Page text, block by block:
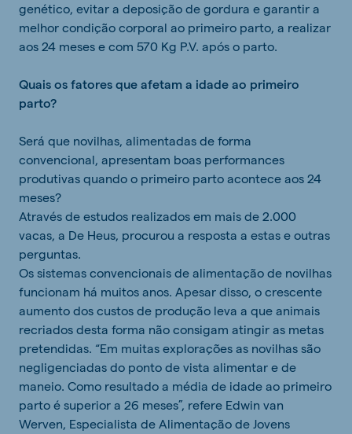
genético, evitar a deposição de gordura e garantir a
melhor condição corporal ao primeiro parto, a realizar
aos 24 meses e com 570 Kg P.V. após o parto.
Quais os fatores que afetam a idade ao primeiro
parto?
Será que novilhas, alimentadas de forma
convencional, apresentam boas performances
produtivas quando o primeiro parto acontece aos 24
meses?
Através de estudos realizados em mais de 2.000
vacas, a De Heus, procurou a resposta a estas e outras
perguntas.
Os sistemas convencionais de alimentação de novilhas
funcionam há muitos anos. Apesar disso, o crescente
aumento dos custos de produção leva a que animais
recriados desta forma não consigam atingir as metas
pretendidas. “Em muitas explorações as novilhas são
negligenciadas do ponto de vista alimentar e de
maneio. Como resultado a média de idade ao primeiro
parto é superior a 26 meses”, refere Edwin van
Werven, Especialista de Alimentação de Jovens